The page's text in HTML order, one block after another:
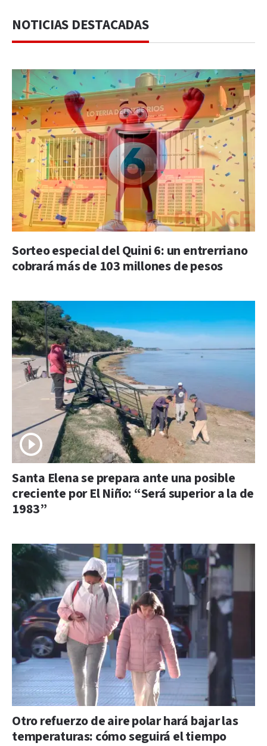
NOTICIAS DESTACADAS
Sorteo especial del Quini 6: un entrerriano
cobrará más de 103 millones de pesos
Santa Elena se prepara ante una posible
creciente por El Niño: “Será superior a la de
1983”
Otro refuerzo de aire polar hará bajar las
temperaturas: cómo seguirá el tiempo